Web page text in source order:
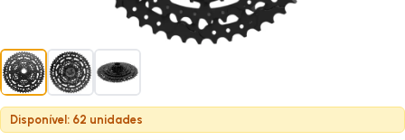
Disponível: 62 unidades